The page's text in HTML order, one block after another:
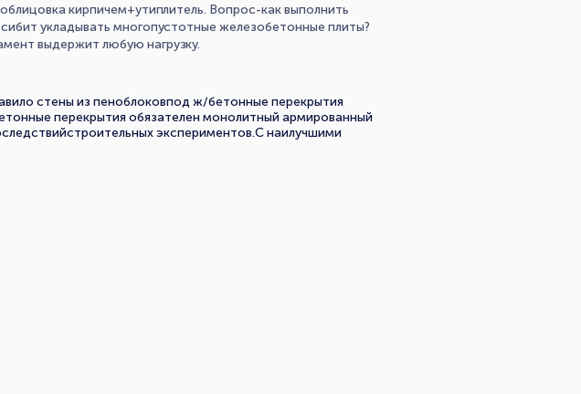
кирпичем+утиплитель. Вопрос-как выполнить
укладывать многопустотные железобетонные плиты?
выдержит любую нагрузку.
стены из пеноблоковпод ж/бетонные перекрытия
перекрытия обязателен монолитный армированный
экспериментов.С наилучшими